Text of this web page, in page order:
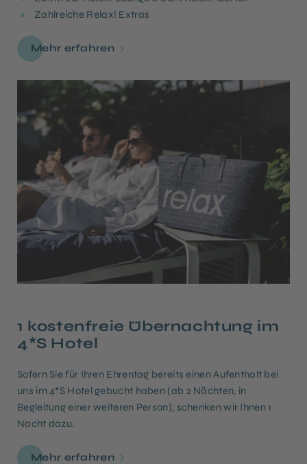
Zahlreiche Relax! Extras
Mehr erfahren
1 kostenfreie Übernachtung im
4*S Hotel
Sofern Sie für Ihren Ehrentag bereits einen Aufenthalt bei
uns im 4*S Hotel gebucht haben (ab 2 Nächten, in
Begleitung einer weiteren Person), schenken wir Ihnen 1
Nacht dazu.
Mehr erfahren